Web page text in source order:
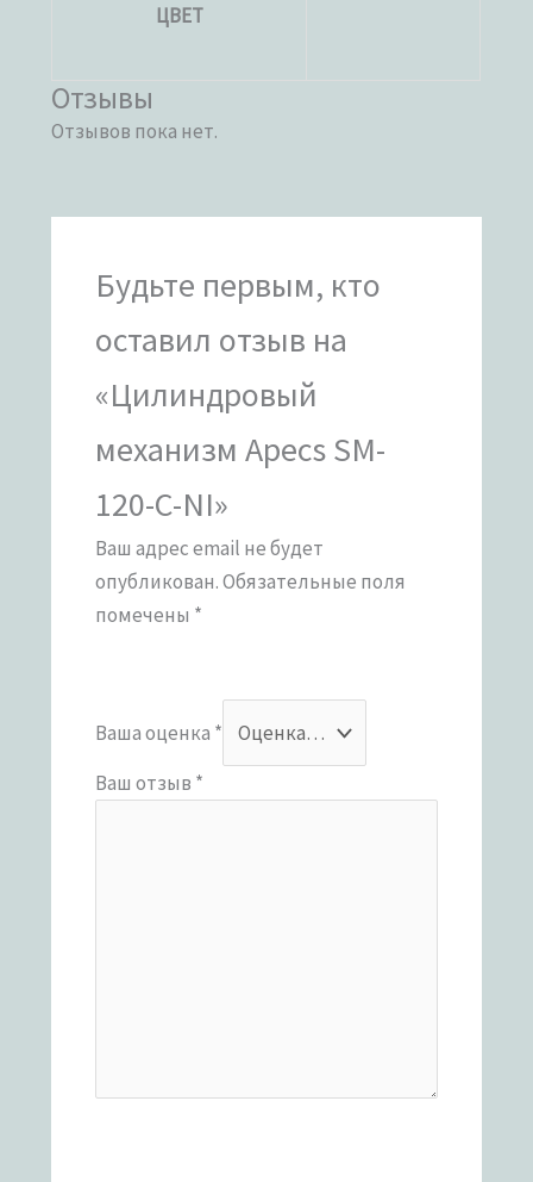
ЦВЕТ
Отзывы
Отзывов пока нет.
Будьте первым, кто
оставил отзыв на
«Цилиндровый
механизм Apecs SM-
120-C-NI»
Ваш адрес email не будет
опубликован.Обязательные поля
помечены *
Ваша оценка *
Ваш отзыв *